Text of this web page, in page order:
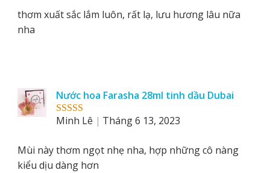
thơm xuất sắc lắm luôn, rất lạ, lưu hương lâu nữa
nha
Rated 5out
Nước hoa Farasha 28ml tinh dầu Dubai
Minh Lê
Tháng 6 13, 2023
Mùi này thơm ngọt nhẹ nha, hợp những cô nàng
kiểu dịu dàng hơn